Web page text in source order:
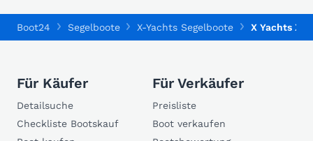
Boot24 Segelboote X-Yachts Segelboote X Yachts X79
Für Käufer
Detailsuche
Checkliste Bootskauf
Für Verkäufer
Preisliste
Boot verkaufen